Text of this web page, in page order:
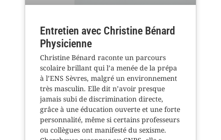
Entretien avec Christine Bénard
Physicienne
Christine Bénard raconte un parcours
scolaire brillant qui l’a menée de la prépa
à l’ENS Sèvres, malgré un environnement
très masculin. Elle dit n’avoir presque
jamais subi de discrimination directe,
grâce à une éducation ouverte et une forte
personnalité, même si certains professeurs
ou collègues ont manifesté du sexisme.